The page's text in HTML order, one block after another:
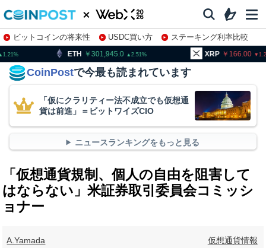
ビットコインの将来性 USDC買い方
ステーキング利率比較
株特集・関連銘柄
301,945.0 2.51 XRP 166.00 BNB
CoinPostで今最も読まれています
「仮にクラリティー法不成立でも仮想通
貨は前進」＝ビットワイズCIO
ニュースランキングをもっと見る
「仮想通貨規制、個人の自由を阻害して
はならない」米証券取引委員会コミッシ
ョナー
A.Yamada 仮想通貨情報